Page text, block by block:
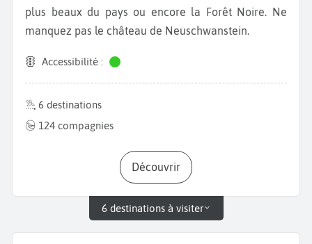
plus beaux du pays ou encore la Forêt Noire. Ne
manquez pas le château de Neuschwanstein.
Accessibilité :
6 destinations
124 compagnies
Découvrir
6 destinations à visiter